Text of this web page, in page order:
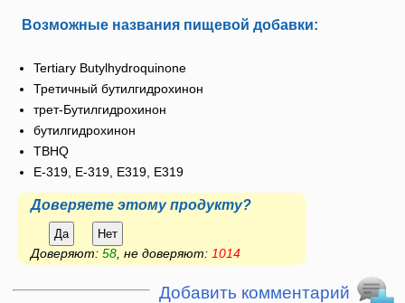
Возможные названия пищевой добавки:
Tertiary Butylhydroquinone
Третичный бутилгидрохинон
трет-Бутилгидрохинон
бутилгидрохинон
TBHQ
E-319, Е-319, Е319, E319
Доверяете этому продукту?
Да Нет
Доверяют: 58 , не доверяют: 1014
Добавить комментарий